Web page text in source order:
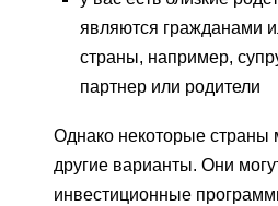
являются гражданами
страны, например,
партнер или родители
Однако некоторые страны
другие варианты. Они
инвестиционные